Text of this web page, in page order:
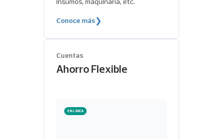
insumos, maquinaría, etc.
Conoce más ❯
Ahorro Flexible
Cuentas
EN LÍNEA